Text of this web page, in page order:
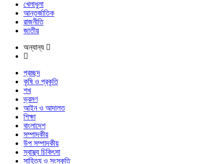
খেলাধুলা
আন্তর্জাতিক
রাজনীতি
জাতীয়
অন্যান্য
প্রচ্ছদ
কৃষি ও প্রকৃতি
শখ
ভ্রমণ
আইন ও আদালত
শিক্ষা
বাংলাদেশ
সম্পাদকীয়
উপ সম্পাদকীয়
স্বাস্থ্য চিকিৎসা
সাহিত্য ও সংস্কৃতি